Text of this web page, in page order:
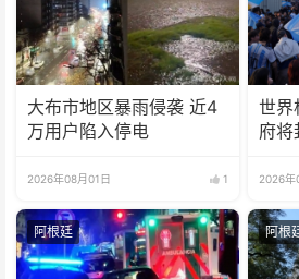
大布市地区暴雨侵袭 近4
万用户陷入停电
2026年08月01日 1
世界
府将
2026年
阿根廷 阿根